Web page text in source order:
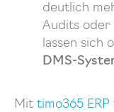
deutlich
Audits oder
lassen sich
DMS-
Mit timo365 ERP